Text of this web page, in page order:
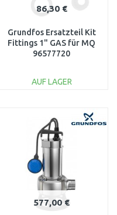
86,30 €
Grundfos Ersatzteil Kit
Fittings 1" GAS für MQ
96577720
AUF LAGER
Vergleichen
577,00 €